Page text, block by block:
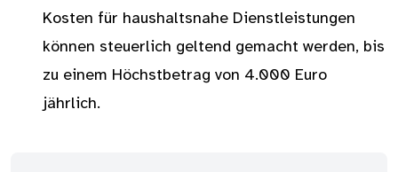
Kosten für haushaltsnahe Dienstleistungen
können steuerlich geltend gemacht werden, bis
zu einem Höchstbetrag von 4.000 Euro
jährlich.